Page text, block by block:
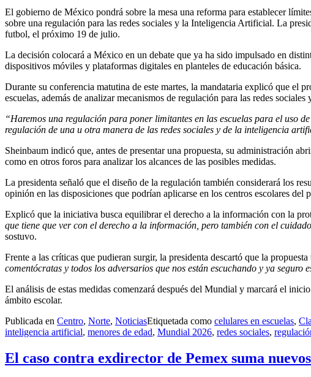
El gobierno de México pondrá sobre la mesa una reforma para establecer
sobre una regulación para las redes sociales y la Inteligencia Artificial. La
futbol, el próximo 19 de julio.
La decisión colocará a México en un debate que ya ha sido impulsado en
dispositivos móviles y plataformas digitales en planteles de educación básica.
Durante su conferencia matutina de este martes, la mandataria explicó que el
escuelas, además de analizar mecanismos de regulación para las redes
“Haremos una regulación para poner limitantes en las escuelas para el uso
regulación de una u otra manera de las redes sociales y de la inteligencia
Sheinbaum indicó que, antes de presentar una propuesta, su administración
como en otros foros para analizar los alcances de las posibles medidas.
La presidenta señaló que el diseño de la regulación también considerará los
opinión en las disposiciones que podrían aplicarse en los centros escolares del
Explicó que la iniciativa busca equilibrar el derecho a la información con la
que tiene que ver con el derecho a la información, pero también con el
sostuvo.
Frente a las críticas que pudieran surgir, la presidenta descartó que la
comentócratas y todos los adversarios que nos están escuchando y ya
El análisis de estas medidas comenzará después del Mundial y marcará el
ámbito escolar.
Publicada en Centro, Norte, NoticiasEtiquetada como celulares en escuelas,
inteligencia artificial, menores de edad, Mundial 2026, redes sociales,
El caso contra exdirector de Pemex suma